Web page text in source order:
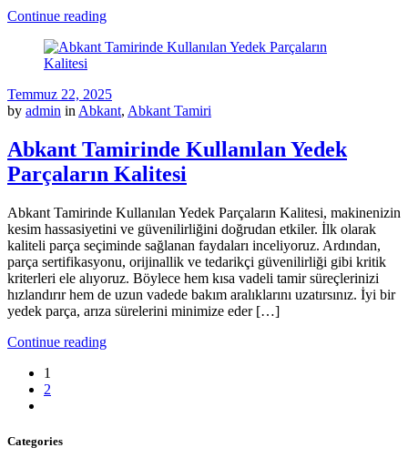
Continue reading
Temmuz 22, 2025
by admin in Abkant, Abkant Tamiri
Abkant Tamirinde Kullanılan Yedek
Parçaların Kalitesi
Abkant Tamirinde Kullanılan Yedek Parçaların Kalitesi, makinenizin
kesim hassasiyetini ve güvenilirliğini doğrudan etkiler. İlk olarak
kaliteli parça seçiminde sağlanan faydaları inceliyoruz. Ardından,
parça sertifikasyonu, orijinallik ve tedarikçi güvenilirliği gibi kritik
kriterleri ele alıyoruz. Böylece hem kısa vadeli tamir süreçlerinizi
hızlandırır hem de uzun vadede bakım aralıklarını uzatırsınız. İyi bir
yedek parça, arıza sürelerini minimize eder […]
Continue reading
1
2
Categories